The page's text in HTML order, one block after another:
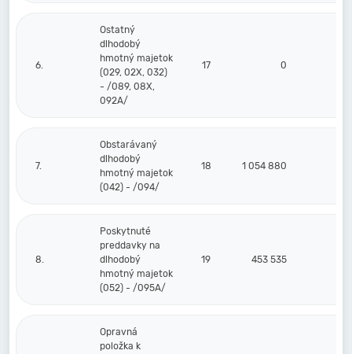
6.
Ostatný
dlhodobý
hmotný majetok
(029, 02X, 032)
- /089, 08X,
092A/
17 0
7.
Obstarávaný
dlhodobý
hmotný majetok
(042) - /094/
18 1 054 880
8.
Poskytnuté
preddavky na
dlhodobý
hmotný majetok
(052) - /095A/
19 453 535
Opravná
položka k